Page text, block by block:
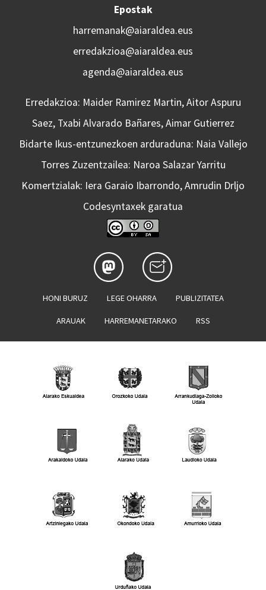
Epostak
harremanak@aiaraldea.eus
erredakzioa@aiaraldea.eus
agenda@aiaraldea.eus
Erredakzioa: Maider Ramirez Martin, Aitor Aspuru
Saez, Txabi Alvarado Bañares, Aimar Gutierrez
Bidarte Ikus-entzunezkoen arduraduna: Naia Vallejo
Torres Zuzentzailea: Naroa Salazar Yarritu
Komertzialak: Iera Garaio Ibarrondo, Amrudin Drljo
Codesyntaxek garatua
HONI BURUZ LEGE OHARRA PUBLIZITATEA
ARAUAK HARREMANETARAKO RSS